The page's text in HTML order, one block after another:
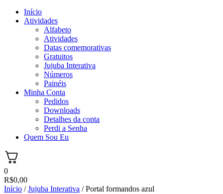
Início
Atividades
Alfabeto
Atividades
Datas comemorativas
Gratuitos
Jujuba Interativa
Números
Painéis
Minha Conta
Pedidos
Downloads
Detalhes da conta
Perdi a Senha
Quem Sou Eu
0
R$0,00
Início /Jujuba Interativa / Portal formandos azul